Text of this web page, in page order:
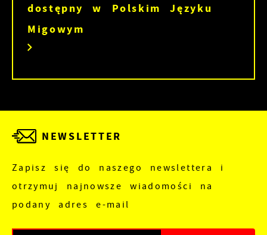
dostępny w Polskim Języku
Migowym
NEWSLETTER
Zapisz się do naszego newslettera i
otrzymuj najnowsze wiadomości na
podany adres e-mail